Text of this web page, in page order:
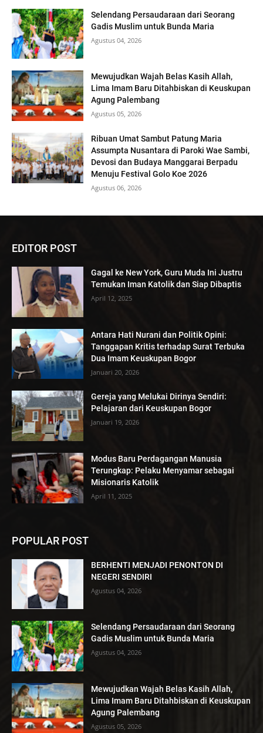
Selendang Persaudaraan dari Seorang
Gadis Muslim untuk Bunda Maria
Agustus 04, 2026
Mewujudkan Wajah Belas Kasih Allah,
Lima Imam Baru Ditahbiskan di Keuskupan
Agung Palembang
Agustus 05, 2026
Ribuan Umat Sambut Patung Maria
Assumpta Nusantara di Paroki Wae Sambi,
Devosi dan Budaya Manggarai Berpadu
Menuju Festival Golo Koe 2026
Agustus 06, 2026
EDITOR POST
Gagal ke New York, Guru Muda Ini Justru
Temukan Iman Katolik dan Siap Dibaptis
April 12, 2025
Antara Hati Nurani dan Politik Opini:
Tanggapan Kritis terhadap Surat Terbuka
Dua Imam Keuskupan Bogor
Januari 20, 2026
Gereja yang Melukai Dirinya Sendiri:
Pelajaran dari Keuskupan Bogor
Januari 19, 2026
Modus Baru Perdagangan Manusia
Terungkap: Pelaku Menyamar sebagai
Misionaris Katolik
April 11, 2025
POPULAR POST
BERHENTI MENJADI PENONTON DI
NEGERI SENDIRI
Agustus 04, 2026
Selendang Persaudaraan dari Seorang
Gadis Muslim untuk Bunda Maria
Agustus 04, 2026
Mewujudkan Wajah Belas Kasih Allah,
Lima Imam Baru Ditahbiskan di Keuskupan
Agung Palembang
Agustus 05, 2026